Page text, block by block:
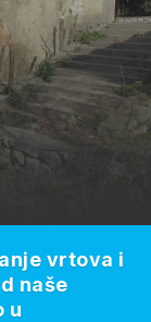
vrtova i
naše
u